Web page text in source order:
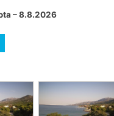
– 8.8.2026